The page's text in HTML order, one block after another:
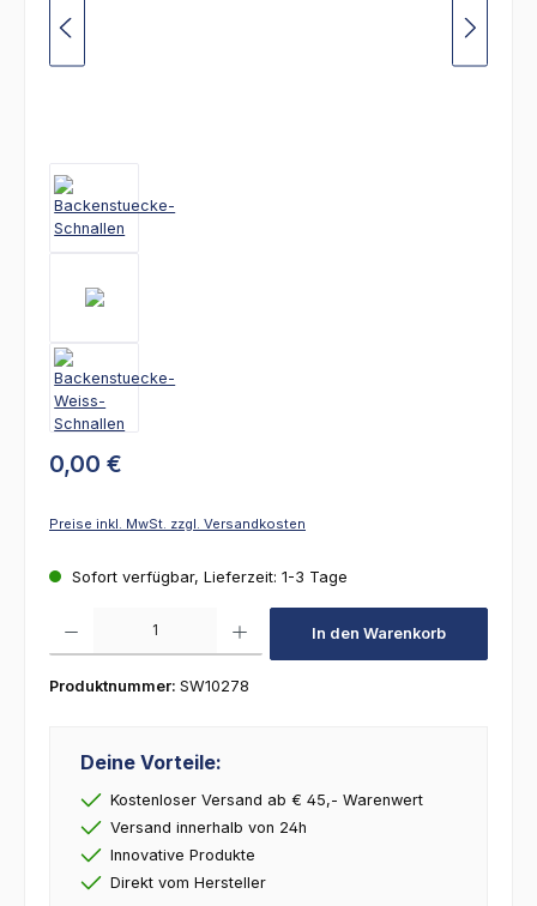
0,00 €
Preise inkl. MwSt. zzgl. Versandkosten
Sofort verfügbar, Lieferzeit: 1-3 Tage
In den Warenkorb
Produktnummer: SW10278
Deine Vorteile:
Kostenloser Versand ab € 45,- Warenwert
Versand innerhalb von 24h
Innovative Produkte
Direkt vom Hersteller